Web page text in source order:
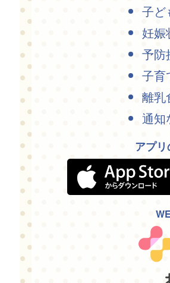
子ど
妊娠
予防
子育
離乳
通知
アプ